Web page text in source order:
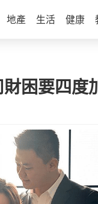
地產 生活 健康
困要四度